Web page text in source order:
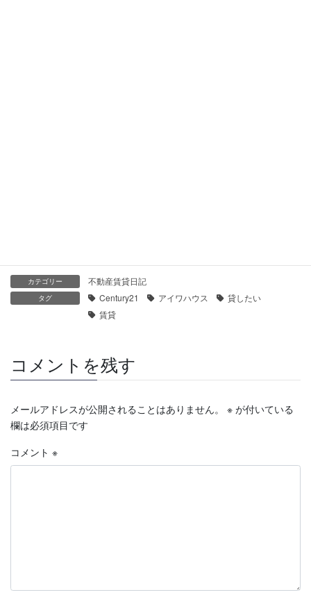
カテゴリー 不動産賃貸日記
タグ Century21 アイワハウス
貸したい
賃貸
コメントを残す
メールアドレスが公開されることはありません。 ※ が付いている
欄は必須項目です
コメント ※